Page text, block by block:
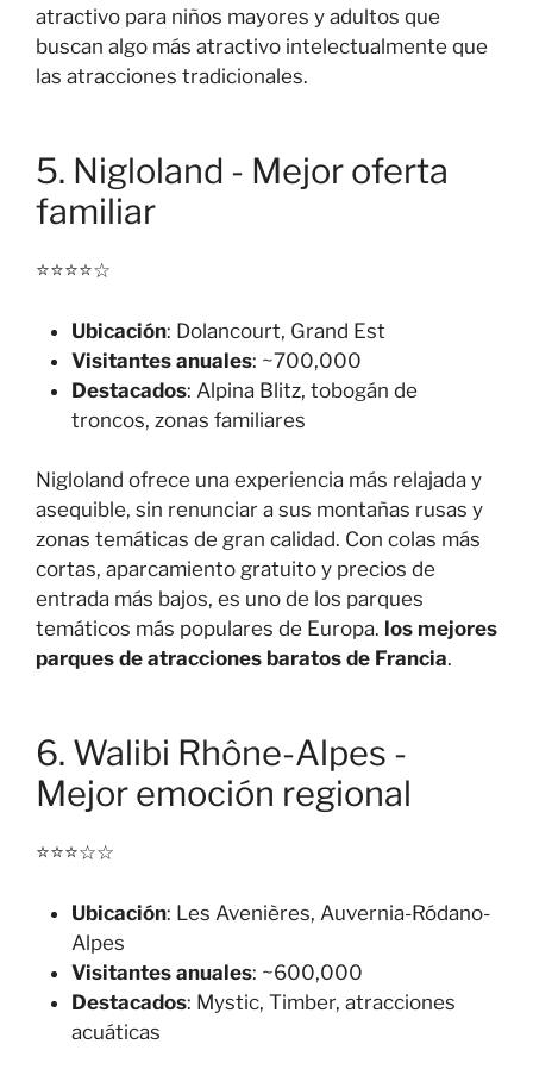
atractivo para niños mayores y adultos que
buscan algo más atractivo intelectualmente que
las atracciones tradicionales.
5. Nigloland - Mejor oferta
familiar
⭐⭐⭐⭐☆
Ubicación: Dolancourt, Grand Est
Visitantes anuales: ~700,000
Destacados: Alpina Blitz, tobogán de
troncos, zonas familiares
Nigloland ofrece una experiencia más relajada y
asequible, sin renunciar a sus montañas rusas y
zonas temáticas de gran calidad. Con colas más
cortas, aparcamiento gratuito y precios de
entrada más bajos, es uno de los parques
temáticos más populares de Europa. los mejores
parques de atracciones baratos de Francia.
6. Walibi Rhône-Alpes -
Mejor emoción regional
⭐⭐⭐☆☆
Ubicación: Les Avenières, Auvernia-Ródano-
Alpes
Visitantes anuales: ~600,000
Destacados: Mystic, Timber, atracciones
acuáticas